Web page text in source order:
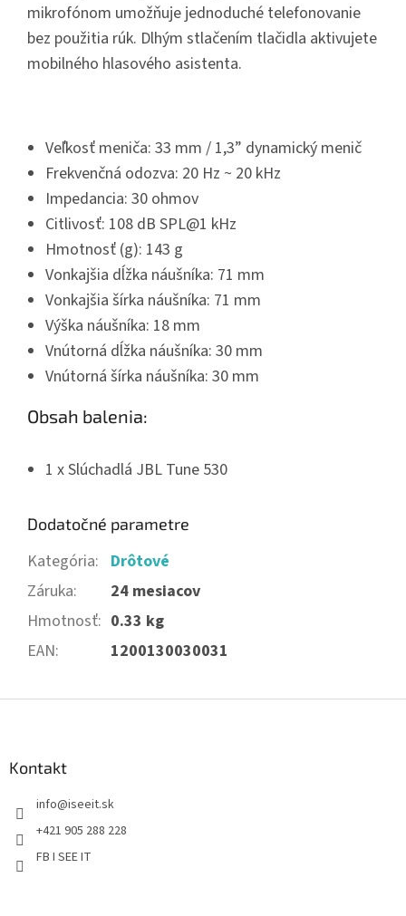
mikrofónom umožňuje jednoduché telefonovanie
bez použitia rúk. Dlhým stlačením tlačidla aktivujete
mobilného hlasového asistenta.
Veľkosť meniča: 33 mm / 1,3” dynamický menič
Frekvenčná odozva: 20 Hz ~ 20 kHz
Impedancia: 30 ohmov
Citlivosť: 108 dB SPL@1 kHz
Hmotnosť (g): 143 g
Vonkajšia dĺžka náušníka: 71 mm
Vonkajšia šírka náušníka: 71 mm
Výška náušníka: 18 mm
Vnútorná dĺžka náušníka: 30 mm
Vnútorná šírka náušníka: 30 mm
Obsah balenia:
1 x Slúchadlá JBL Tune 530
Dodatočné parametre
Kategória: Drôtové
Záruka:
24 mesiacov
Hmotnosť: 0.33 kg
EAN: 1200130030031
Kontakt
info@iseeit.sk
+421 905 288 228
FB I SEE IT